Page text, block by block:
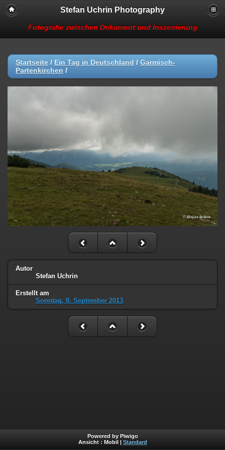
Stefan Uchrin Photography
Fotografie zwischen Dokument und Inszenierung
Startseite / Ein Tag in Deutschland / Garmisch-
Partenkirchen /
Autor
Stefan Uchrin
Erstellt am
Sonntag, 8. September 2013
Powered by Piwigo
Ansicht : Mobil Standard